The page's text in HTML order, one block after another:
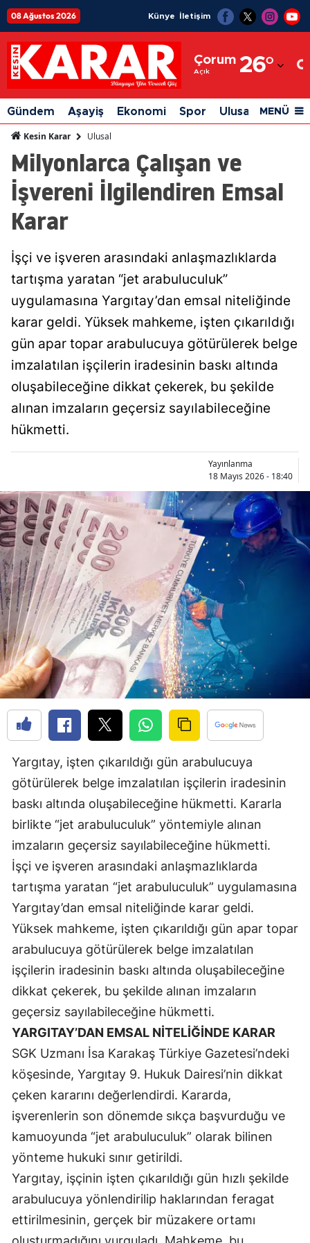
08 Ağustos 2026 Künye İletişim
Çorum
Açık 26°
Adıyaman
Afyonkarahisar
Ağrı
Amasya
Ankara
Balıkesir
Bilecik
Bitlis
Bolu
Bursa
Çanakkale
Çankırı
Çorum
Denizli
Diyarbakır
Edirne
Elazığ
Erzincan
Erzurum
Gaziantep
Giresun
Gümüşhane
Hakkari
Hatay
Isparta
Mersin
İstanbul
İzmir
Kars
Kayseri
Kırklareli
Kocaeli
Konya
Kütahya
Gündem Aşayiş Ekonomi Spor Ulusal Siyaset
MENÜ
Kesin Karar Ulusal
Milyonlarca Çalışan ve
İşvereni İlgilendiren Emsal
Karar
İşçi ve işveren arasındaki anlaşmazlıklarda
tartışma yaratan “jet arabuluculuk”
uygulamasına Yargıtay’dan emsal niteliğinde
karar geldi. Yüksek mahkeme, işten çıkarıldığı
gün apar topar arabulucuya götürülerek belge
imzalatılan işçilerin iradesinin baskı altında
oluşabileceğine dikkat çekerek, bu şekilde
alınan imzaların geçersiz sayılabileceğine
hükmetti.
Yayınlanma
18 Mayıs 2026 - 18:40
Yargıtay, işten çıkarıldığı gün arabulucuya
götürülerek belge imzalatılan işçilerin iradesinin
baskı altında oluşabileceğine hükmetti. Kararla
birlikte “jet arabuluculuk” yöntemiyle alınan
imzaların geçersiz sayılabileceğine hükmetti.
İşçi ve işveren arasındaki anlaşmazlıklarda
tartışma yaratan “jet arabuluculuk” uygulamasına
Yargıtay’dan emsal niteliğinde karar geldi.
Yüksek mahkeme, işten çıkarıldığı gün apar topar
arabulucuya götürülerek belge imzalatılan
işçilerin iradesinin baskı altında oluşabileceğine
dikkat çekerek, bu şekilde alınan imzaların
geçersiz sayılabileceğine hükmetti.
YARGITAY’DAN EMSAL NİTELİĞİNDE KARAR
SGK Uzmanı İsa Karakaş Türkiye Gazetesi’ndeki
köşesinde, Yargıtay 9. Hukuk Dairesi’nin dikkat
çeken kararını değerlendirdi. Kararda,
işverenlerin son dönemde sıkça başvurduğu ve
kamuoyunda “jet arabuluculuk” olarak bilinen
yönteme hukuki sınır getirildi.
Yargıtay, işçinin işten çıkarıldığı gün hızlı şekilde
arabulucuya yönlendirilip haklarından feragat
ettirilmesinin, gerçek bir müzakere ortamı